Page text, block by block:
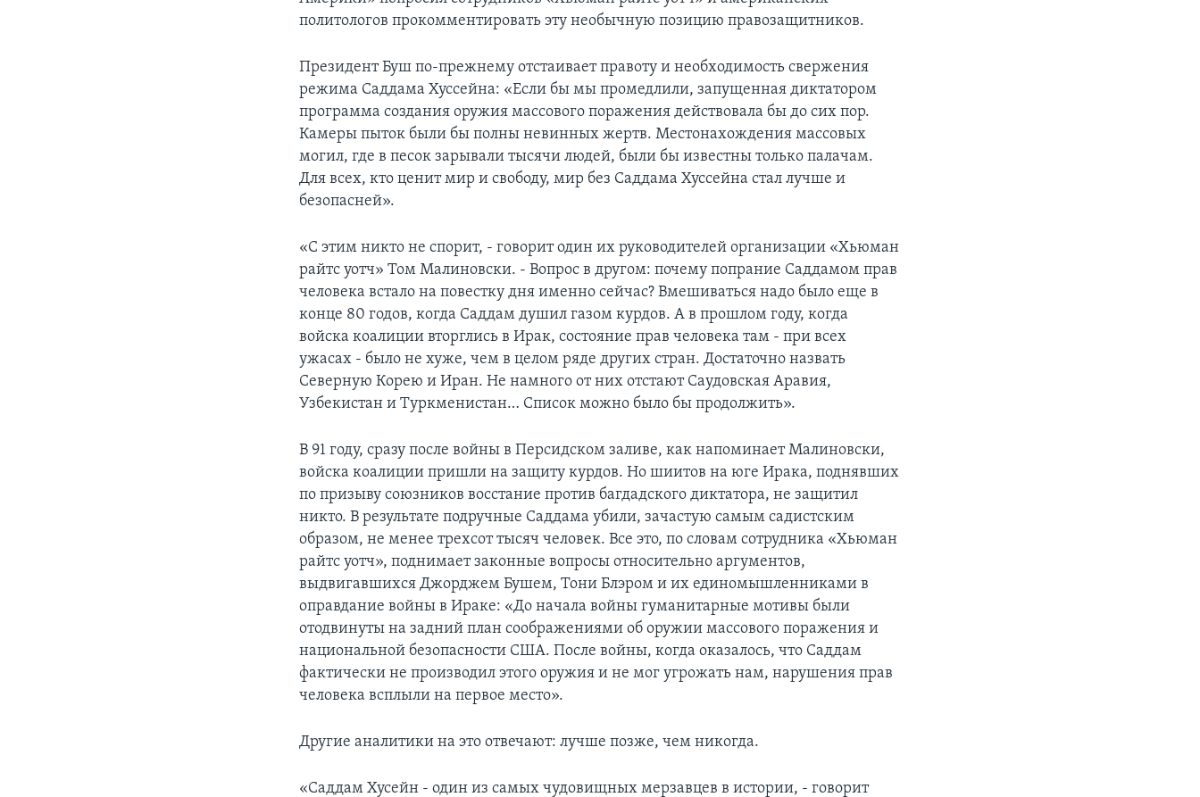
политологов прокомментировать эту необычную позицию правозащитников.
Президент Буш по-прежнему отстаивает правоту и необходимость свержения
режима Саддама Хуссейна: «Если бы мы промедлили, запущенная диктатором
программа создания оружия массового поражения действовала бы до сих пор.
Камеры пыток были бы полны невинных жертв. Местонахождения массовых
могил, где в песок зарывали тысячи людей, были бы известны только палачам.
Для всех, кто ценит мир и свободу, мир без Саддама Хуссейна стал лучше и
безопасней».
«С этим никто не спорит, - говорит один их руководителей организации «Хьюман
райтс уотч» Том Малиновски. - Вопрос в другом: почему попрание Саддамом прав
человека встало на повестку дня именно сейчас? Вмешиваться надо было еще в
конце 80 годов, когда Саддам душил газом курдов. А в прошлом году, когда
войска коалиции вторглись в Ирак, состояние прав человека там - при всех
ужасах - было не хуже, чем в целом ряде других стран. Достаточно назвать
Северную Корею и Иран. Не намного от них отстают Саудовская Аравия,
Узбекистан и Туркменистан… Список можно было бы продолжить».
В 91 году, сразу после войны в Персидском заливе, как напоминает Малиновски,
войска коалиции пришли на защиту курдов. Но шиитов на юге Ирака, поднявших
по призыву союзников восстание против багдадского диктатора, не защитил
никто. В результате подручные Саддама убили, зачастую самым садистским
образом, не менее трехсот тысяч человек. Все это, по словам сотрудника «Хьюман
райтс уотч», поднимает законные вопросы относительно аргументов,
выдвигавшихся Джорджем Бушем, Тони Блэром и их единомышленниками в
оправдание войны в Ираке: «До начала войны гуманитарные мотивы были
отодвинуты на задний план соображениями об оружии массового поражения и
национальной безопасности США. После войны, когда оказалось, что Саддам
фактически не производил этого оружия и не мог угрожать нам, нарушения прав
человека всплыли на первое место».
Другие аналитики на это отвечают: лучше позже, чем никогда.
«Саддам Хусейн - один из самых чудовищных мерзавцев в истории, - говорит